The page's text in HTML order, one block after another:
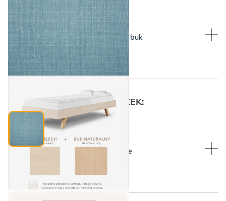
WYBIERZ KOLOR RAMY I NÓŻEK:
Rama Raw Beech, nóżki lity buk
WYBIERZ WYSOKOŚĆ NÓŻEK:
WYBIERZ WYSOKOŚĆ NÓŻEK:
Niskie, wymienne na wysokie